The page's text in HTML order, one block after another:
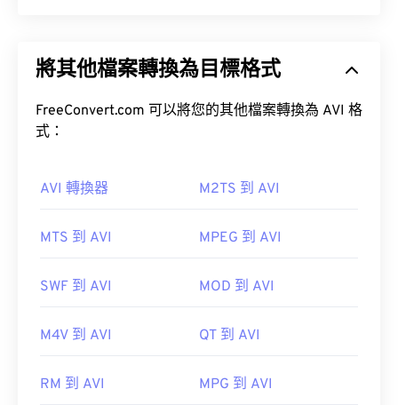
VLC 媒體播放器 是開啟 OGV 檔案的最佳選擇。
Winamp Elmedia
Player
DirectShow 的，則無需此過濾器。
式。借助第三方程序，AVI 可以支援章節、字幕、選
微軟提供了一個可下載的免費
初始發布：
將其他檔案轉換為目標格式
FreeConvert.com 可以將您的其他檔案轉換為 AVI 格
式：
AVI 轉換器 M2TS 到 AVI
MTS 到 AVI MPEG 到 AVI
SWF 到 AVI MOD 到 AVI
M4V 到 AVI QT 到 AVI
RM 到 AVI MPG 到 AVI